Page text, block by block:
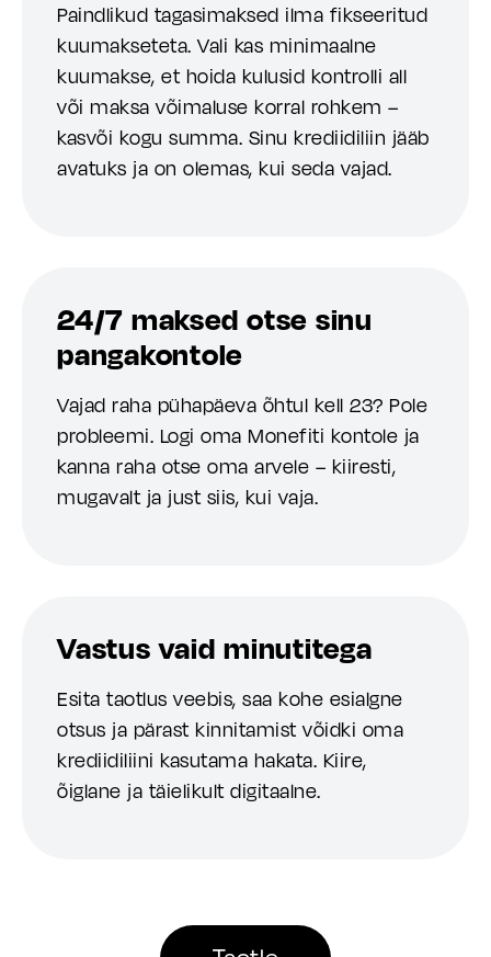
Paindlikud tagasimaksed ilma fikseeritud
kuumakseteta. Vali kas minimaalne
kuumakse, et hoida kulusid kontrolli all
või maksa võimaluse korral rohkem –
kasvõi kogu summa. Sinu krediidiliin jääb
avatuks ja on olemas, kui seda vajad.
24/7 maksed otse sinu
pangakontole
Vajad raha pühapäeva õhtul kell 23? Pole
probleemi. Logi oma Monefiti kontole ja
kanna raha otse oma arvele – kiiresti,
mugavalt ja just siis, kui vaja.
Vastus vaid minutitega
Esita taotlus veebis, saa kohe esialgne
otsus ja pärast kinnitamist võidki oma
krediidiliini kasutama hakata. Kiire,
õiglane ja täielikult digitaalne.